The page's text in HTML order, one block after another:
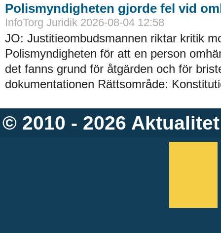
Polismyndigheten gjorde fel vid
InfoTorg Juridik 2026-08-04 12:58
JO: Justitieombudsmannen riktar kritik
Polismyndigheten för att en person
det fanns grund för åtgärden och för
dokumentationen Rättsområde:
© 2010 - 2026 Aktualitet